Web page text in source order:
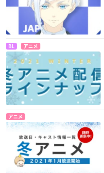
BL アニメ
アニメ